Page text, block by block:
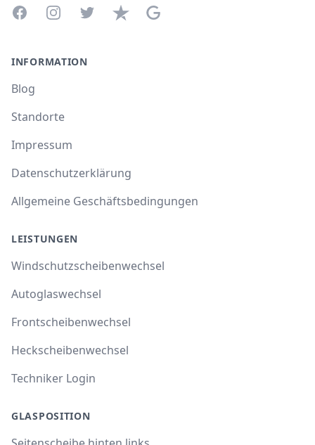
FacebookInstagramTwitterTrustpilotGoogle Business Profile
INFORMATION
Blog
Standorte
Impressum
Datenschutzerklärung
Allgemeine Geschäftsbedingungen
LEISTUNGEN
Windschutzscheibenwechsel
Autoglaswechsel
Frontscheibenwechsel
Heckscheibenwechsel
Techniker Login
GLASPOSITION